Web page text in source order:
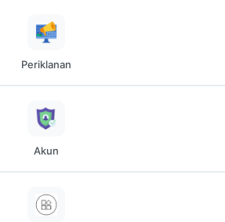
Periklanan
Akun